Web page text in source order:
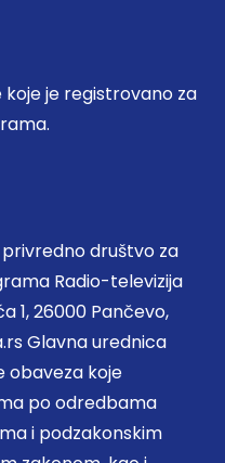
koje je registrovano za
privredno društvo za
Radio-televizija
1, 26000 Pančevo,
Glavna urednica
obaveza koje
po odredbama
i podzakonskim